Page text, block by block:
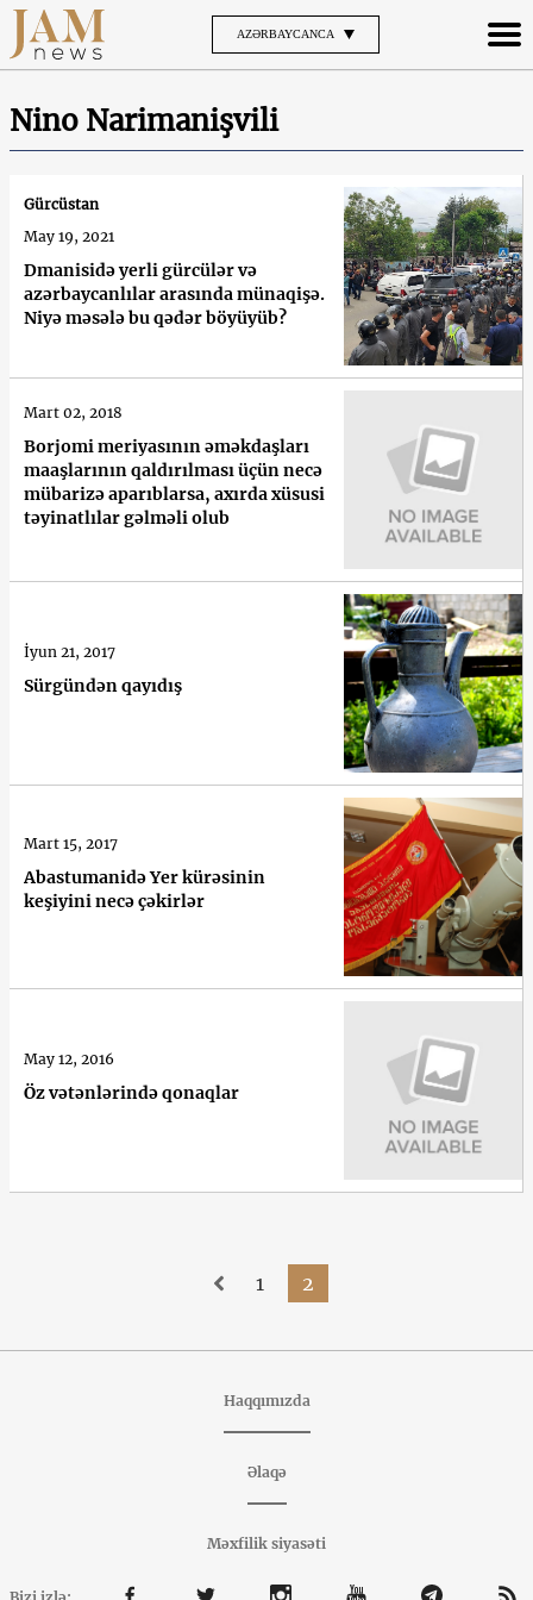
AZƏRBAYCANCA
Nino Narimanişvili
Dmanisidə yerli gürcülər və
azərbaycanlılar arasında münaqişə.
Niyə məsələ bu qədər böyüyüb?
Gürcüstan
May 19, 2021
Borjomi meriyasının əməkdaşları
maaşlarının qaldırılması üçün necə
mübarizə aparıblarsa, axırda xüsusi
təyinatlılar gəlməli olub
Mart 02, 2018
Sürgündən qayıdış
İyun 21, 2017
Abastumanidə Yer kürəsinin
keşiyini necə çəkirlər
Mart 15, 2017
Öz vətənlərində qonaqlar
May 12, 2016
1 2
Haqqımızda
Əlaqə
Məxfilik siyasəti